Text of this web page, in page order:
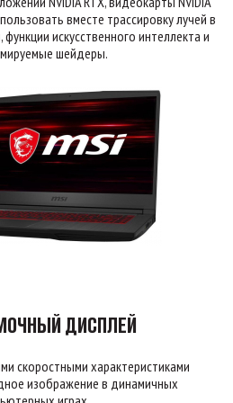
вместе трассировку лучей в
искусственного интеллекта и
шейдеры.
ДИСПЛЕЙ
скоростными характеристиками
изображение в динамичных